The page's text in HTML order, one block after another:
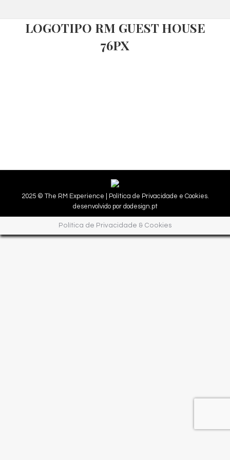
LOGOTIPO RM GUEST HOUSE
76PX
2025 © The RM Experience |
Política de Privacidade e Cookies.
desenvolvido por dodesign.pt
Política de Privacidade & Cookies